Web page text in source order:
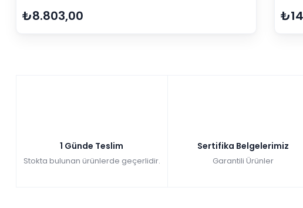
₺8.803,00
1 Günde Teslim
Stokta bulunan ürünlerde geçerlidir.
Sertifika Belgelerimiz
Garantili Ürünler